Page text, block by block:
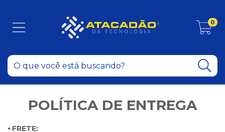
0
POLÍTICA DE ENTREGA
⦁ FRETE: